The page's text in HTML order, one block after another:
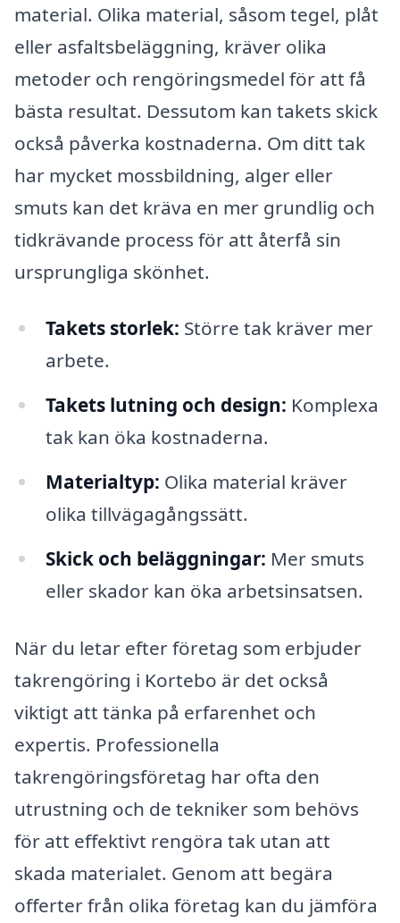
material. Olika material, såsom tegel, plåt
eller asfaltsbeläggning, kräver olika
metoder och rengöringsmedel för att få
bästa resultat. Dessutom kan takets skick
också påverka kostnaderna. Om ditt tak
har mycket mossbildning, alger eller
smuts kan det kräva en mer grundlig och
tidkrävande process för att återfå sin
ursprungliga skönhet.
Takets storlek: Större tak kräver mer
arbete.
Takets lutning och design: Komplexa
tak kan öka kostnaderna.
Materialtyp: Olika material kräver
olika tillvägagångssätt.
Skick och beläggningar: Mer smuts
eller skador kan öka arbetsinsatsen.
När du letar efter företag som erbjuder
takrengöring i Kortebo är det också
viktigt att tänka på erfarenhet och
expertis. Professionella
takrengöringsföretag har ofta den
utrustning och de tekniker som behövs
för att effektivt rengöra tak utan att
skada materialet. Genom att begära
offerter från olika företag kan du jämföra